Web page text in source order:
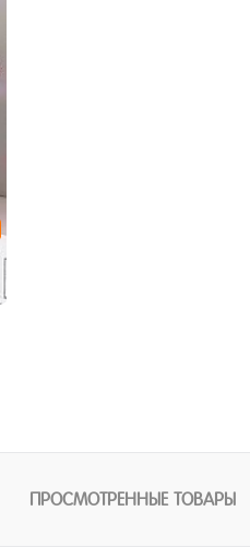
ПРОСМОТРЕННЫЕ ТОВАРЫ